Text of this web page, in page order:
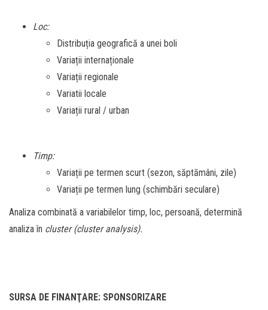
Loc:
Distribuția geografică a unei boli
Variații internaționale
Variații regionale
Variatii locale
Variații rural / urban
Timp:
Variații pe termen scurt (sezon, săptămâni, zile)
Variații pe termen lung (schimbări seculare)
Analiza combinată a variabilelor timp, loc, persoană, determină
analiza în cluster (cluster analysis).
SURSA DE FINANŢARE: SPONSORIZARE